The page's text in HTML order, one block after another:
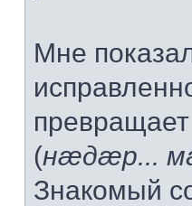
Мне
(нæдæр...
Знакомый